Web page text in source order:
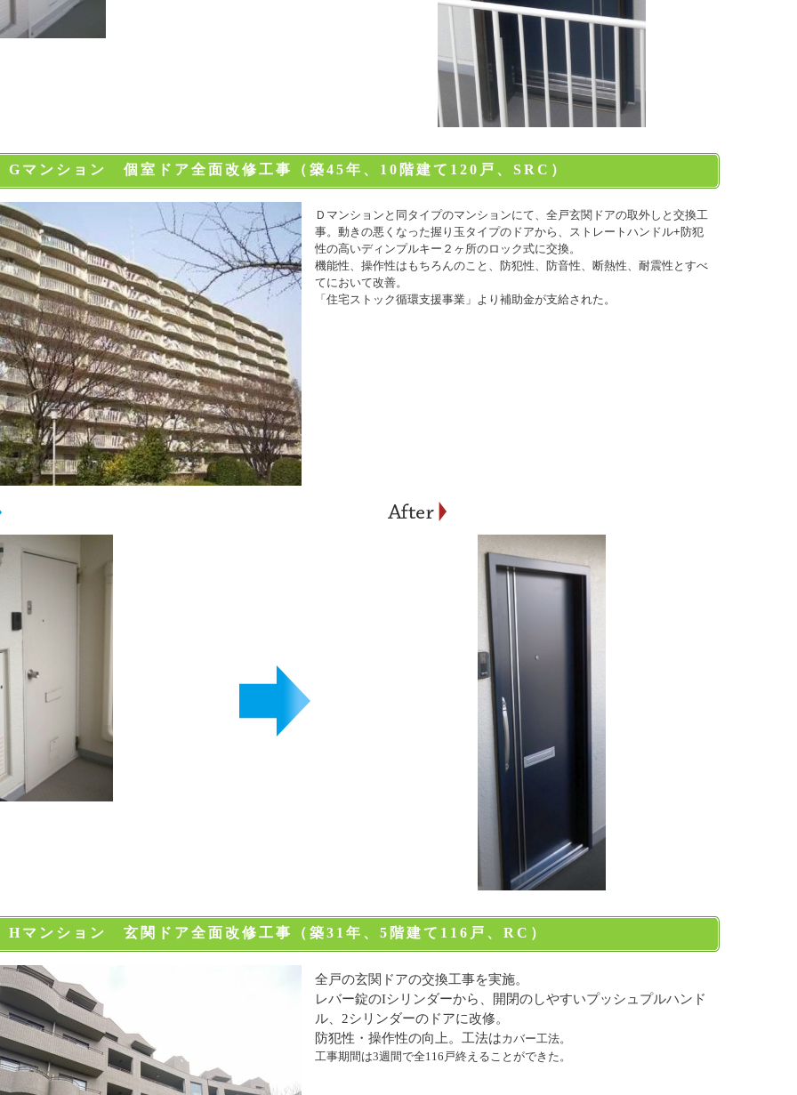
マンション 個室ドア全面改修工事（築45年、10階建て120戸、SRC）
Ｄマンションと同タイプのマンションにて、全戸玄関ドアの取外し と交換工
事。動きの悪くなった握り玉タイプのドアから、ストレート ハンドル+防犯
性の高いディンプルキー２ ヶ所のロック式に交換。
機能性、操作性はもちろんのこと、防犯性、防音性、断熱性、耐震性 とすべ
てにおいて改善。
「住宅ストック循環支援事業」より補助金が支給された。
マンション 玄関ドア全面改修工事（築31年、5階建て116戸、RC）
全戸の玄関ドアの交換工事を実施。
レバー錠のIシリンダーから、開閉のしやすいプッシュプルハンド
ル、2シリンダーのドアに改修。
防犯性・操作性の向上。工法はカバー工法。
工事期間は3週間で全116戸終えることができた。